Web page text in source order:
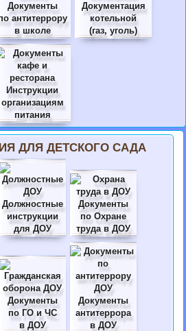
Документы
антитеррору
в школе
Документация
котельной
(газ, уголь)
Инструкции
организациям
питания
ДЛЯ ДЕТСКОГО САДА
Должностные
инструкции
для ДОУ
Документы
по Охране
труда в ДОУ
Документы
по ГО и ЧС
в ДОУ
Документы
антитеррора
в ДОУ